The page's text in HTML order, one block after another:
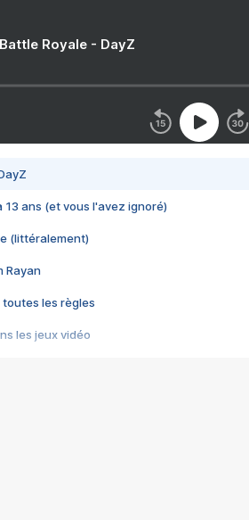
Royale - DayZ
13 ans (et vous l'avez ignoré)
(littéralement)
Rayan
toutes les règles
les jeux vidéo